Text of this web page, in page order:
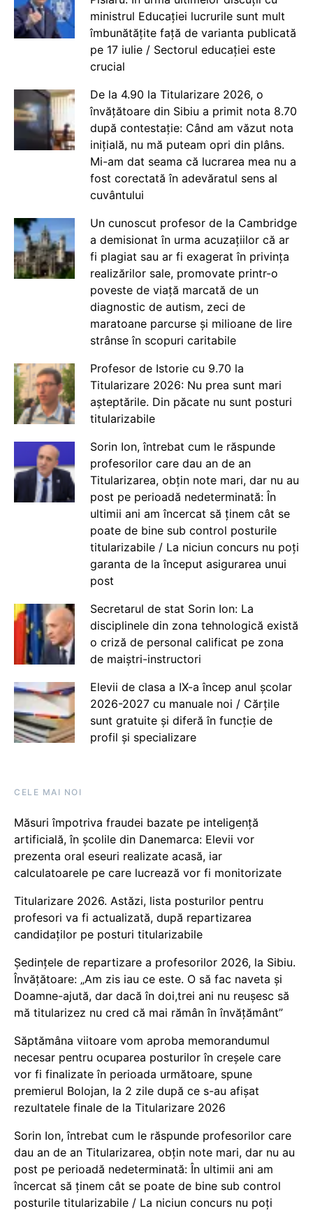
ministrul Educației lucrurile sunt mult
îmbunătățite față de varianta publicată
pe 17 iulie / Sectorul educației este
crucial
De la 4.90 la Titularizare 2026, o
învățătoare din Sibiu a primit nota 8.70
după contestație: Când am văzut nota
inițială, nu mă puteam opri din plâns.
Mi-am dat seama că lucrarea mea nu a
fost corectată în adevăratul sens al
cuvântului
Un cunoscut profesor de la Cambridge
a demisionat în urma acuzațiilor că ar
fi plagiat sau ar fi exagerat în privința
realizărilor sale, promovate printr-o
poveste de viață marcată de un
diagnostic de autism, zeci de
maratoane parcurse și milioane de lire
strânse în scopuri caritabile
Profesor de Istorie cu 9.70 la
Titularizare 2026: Nu prea sunt mari
așteptările. Din păcate nu sunt posturi
titularizabile
Sorin Ion, întrebat cum le răspunde
profesorilor care dau an de an
Titularizarea, obțin note mari, dar nu au
post pe perioadă nedeterminată: În
ultimii ani am încercat să ținem cât se
poate de bine sub control posturile
titularizabile / La niciun concurs nu poți
garanta de la început asigurarea unui
post
Secretarul de stat Sorin Ion: La
disciplinele din zona tehnologică există
o criză de personal calificat pe zona
de maiștri-instructori
Elevii de clasa a IX-a încep anul școlar
2026-2027 cu manuale noi / Cărțile
sunt gratuite și diferă în funcție de
profil și specializare
CELE MAI NOI
Măsuri împotriva fraudei bazate pe inteligență
artificială, în școlile din Danemarca: Elevii vor
prezenta oral eseuri realizate acasă, iar
calculatoarele pe care lucrează vor fi monitorizate
Titularizare 2026. Astăzi, lista posturilor pentru
profesori va fi actualizată, după repartizarea
candidaților pe posturi titularizabile
Ședințele de repartizare a profesorilor 2026, la Sibiu.
Învățătoare: „Am zis iau ce este. O să fac naveta și
Doamne-ajută, dar dacă în doi,trei ani nu reușesc să
mă titularizez nu cred că mai rămân în învățământ”
Săptămâna viitoare vom aproba memorandumul
necesar pentru ocuparea posturilor în creșele care
vor fi finalizate în perioada următoare, spune
premierul Bolojan, la 2 zile după ce s-au afișat
rezultatele finale de la Titularizare 2026
Sorin Ion, întrebat cum le răspunde profesorilor care
dau an de an Titularizarea, obțin note mari, dar nu au
post pe perioadă nedeterminată: În ultimii ani am
încercat să ținem cât se poate de bine sub control
posturile titularizabile / La niciun concurs nu poți